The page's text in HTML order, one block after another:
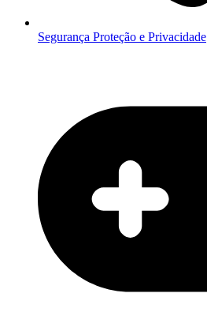
Segurança Proteção e Privacidade